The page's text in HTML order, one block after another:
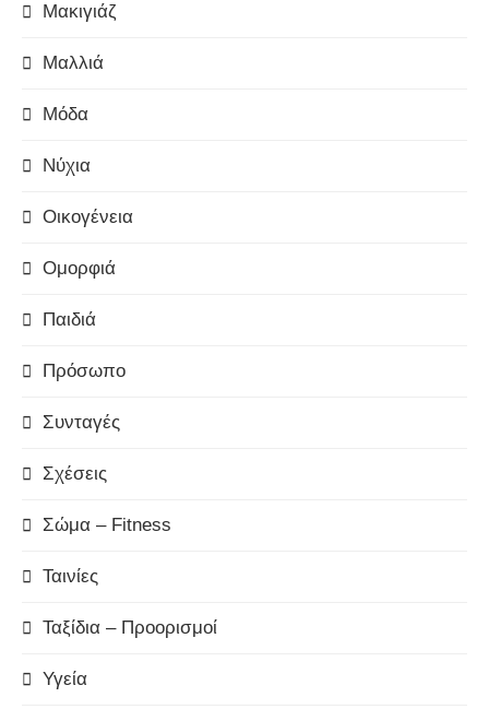
Μακιγιάζ
Μαλλιά
Μόδα
Νύχια
Οικογένεια
Ομορφιά
Παιδιά
Πρόσωπο
Συνταγές
Σχέσεις
Σώμα – Fitness
Ταινίες
Ταξίδια – Προορισμοί
Υγεία